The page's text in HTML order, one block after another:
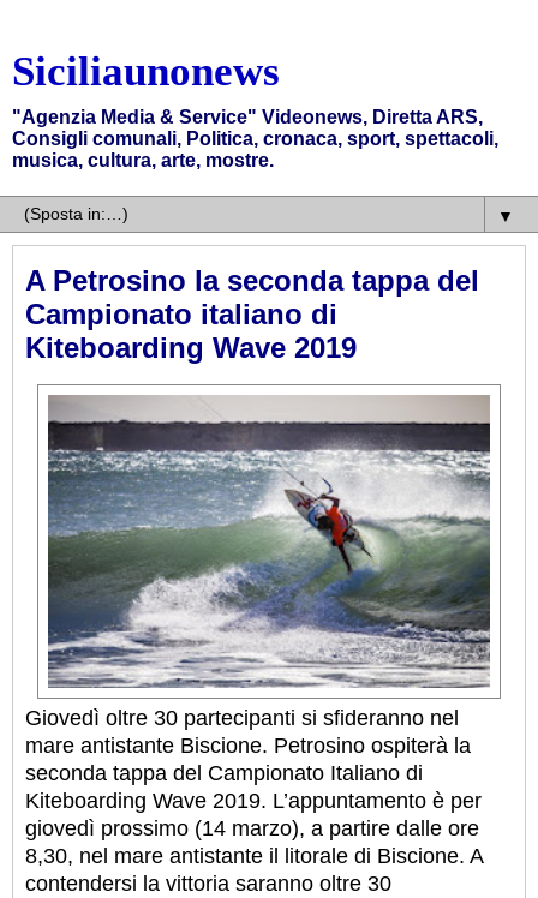
Siciliaunonews
"Agenzia Media & Service" Videonews, Diretta ARS,
Consigli comunali, Politica, cronaca, sport, spettacoli,
musica, cultura, arte, mostre.
▼
A Petrosino la seconda tappa del
Campionato italiano di
Kiteboarding Wave 2019
Giovedì oltre 30 partecipanti si sfideranno nel
mare antistante Biscione. Petrosino ospiterà la
seconda tappa del Campionato Italiano di
Kiteboarding Wave 2019. L’appuntamento è per
giovedì prossimo (14 marzo), a partire dalle ore
8,30, nel mare antistante il litorale di Biscione. A
contendersi la vittoria saranno oltre 30